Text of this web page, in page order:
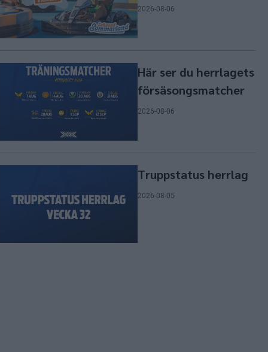
2026-08-06
Här ser du herrlagets
försäsongsmatcher
2026-08-06
Truppstatus herrlag
2026-08-05